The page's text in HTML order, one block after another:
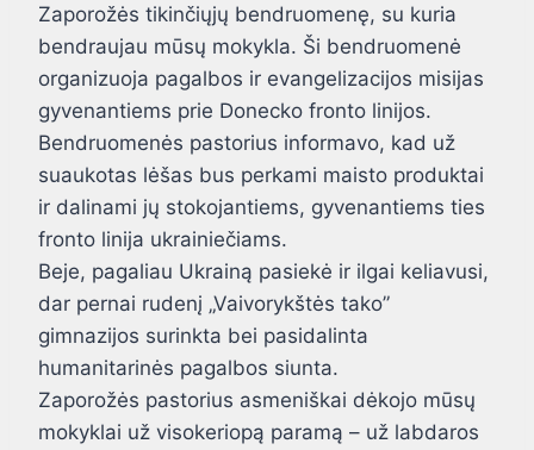
Zaporožės tikinčiųjų bendruomenę, su kuria
bendraujau mūsų mokykla. Ši bendruomenė
organizuoja pagalbos ir evangelizacijos misijas
gyvenantiems prie Donecko fronto linijos.
Bendruomenės pastorius informavo, kad už
suaukotas lėšas bus perkami maisto produktai
ir dalinami jų stokojantiems, gyvenantiems ties
fronto linija ukrainiečiams.
Beje, pagaliau Ukrainą pasiekė ir ilgai keliavusi,
dar pernai rudenį „Vaivorykštės tako”
gimnazijos surinkta bei pasidalinta
humanitarinės pagalbos siunta.
Zaporožės pastorius asmeniškai dėkojo mūsų
mokyklai už visokeriopą paramą – už labdaros